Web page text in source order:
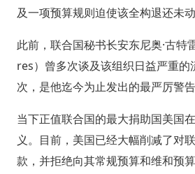
及一项预算规则迫使该全构退还未动
此前，联合国秘书长安东尼奥·古
res）曾多次谈及该组织日益严重的
次，是他迄今为止发出的最严厉警告
当下正值联合国的最大捐助国美国
义。目前，美国已经大幅削减了对
款，并拒绝向其常规预算和维和预